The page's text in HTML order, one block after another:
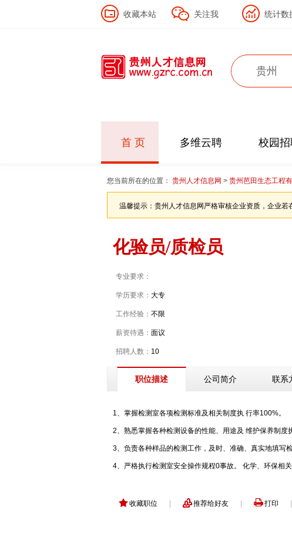
收藏本站 关注我 统计数
贵州
首 页 多维云聘 校园
您当前所在的位置： 贵州人才信息网 > 贵州芭田生态工程
温馨提示：贵州人才信息网严格审核企业资质，企业
化验员/质检员
专业要求：
学历要求： 大专
工作经验： 不限
薪资待遇： 面议
招聘人数： 10
职位描述 公司简介 联系
1、掌握检测室各项检测标准及相关制度执 行率100%。
2、熟悉掌握各种检测设备的性能、用途及 维护保养制度
3、负责各种样品的检测工作，及时、准确、真实地填写
4、严格执行检测室安全操作规程0事故。 化学、环保相
收藏职位 推荐给好友 打印